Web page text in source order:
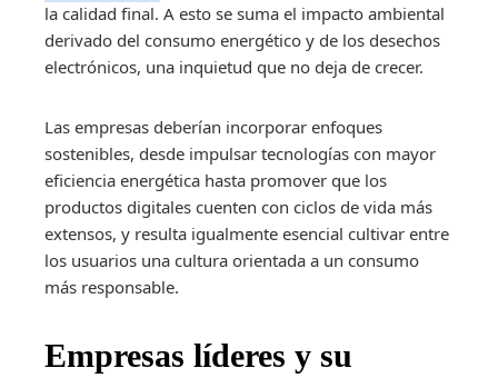
la calidad final. A esto se suma el impacto ambiental
derivado del consumo energético y de los desechos
electrónicos, una inquietud que no deja de crecer.
Las empresas deberían incorporar enfoques
sostenibles, desde impulsar tecnologías con mayor
eficiencia energética hasta promover que los
productos digitales cuenten con ciclos de vida más
extensos, y resulta igualmente esencial cultivar entre
los usuarios una cultura orientada a un consumo
más responsable.
Empresas líderes y su